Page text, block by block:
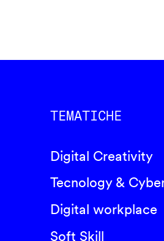
TEMATICHE
Digital Creativity
Tecnology &
Digital workplace
Soft Skill